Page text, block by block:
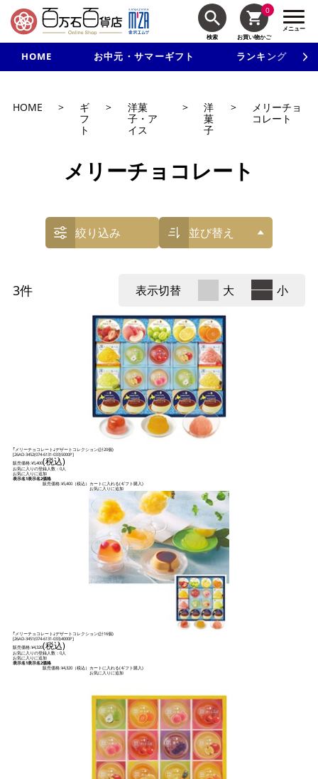
検索
0
お買い物かご
メニュー
HOME お中元・サマーギフト ランキング
新規入会で3千円以上で使える500円クーポンを進呈！
HOME >
ギ
フ
ト
>
洋菓
子・ア
イス
>
洋
菓
子
>
メリーチョ
コレート
メリーチョコレート
絞り込み 並び替え
3件 表示切替 大 小
｢メリーチョコレート｣デザートコレクション(計20個)
[26AD-3452(074-6131-033)5000P]
販売価格:¥5,400(税込)
お気に入りの登録人数：0人
お気に入りに追加
表示名1表示名2価格
販売価格:¥5,400（税込） カートに入れる(ギフト購入)
お気に入りに追加
｢メリーチョコレート｣デザートコレクション(計16個)
[26AD-3451(074-6131-033)4000P]
販売価格:¥4,320(税込)
お気に入りの登録人数：0人
お気に入りに追加
表示名1表示名2価格
販売価格:¥4,320（税込） カートに入れる(ギフト購入)
お気に入りに追加